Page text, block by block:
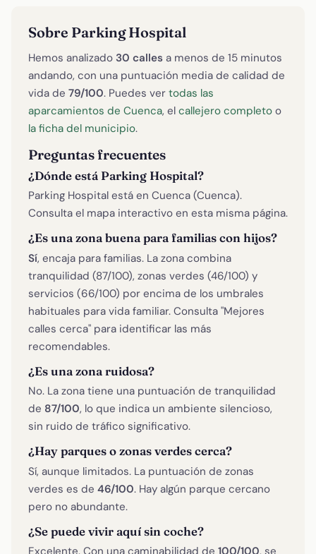
Sobre Parking Hospital
Hemos analizado 30 calles a menos de 15 minutos
andando, con una puntuación media de calidad de
vida de 79/100. Puedes ver todas las
aparcamientos de Cuenca, el callejero completo o
la ficha del municipio.
Preguntas frecuentes
¿Dónde está Parking Hospital?
Parking Hospital está en Cuenca (Cuenca).
Consulta el mapa interactivo en esta misma página.
¿Es una zona buena para familias con hijos?
Sí, encaja para familias. La zona combina
tranquilidad (87/100), zonas verdes (46/100) y
servicios (66/100) por encima de los umbrales
habituales para vida familiar. Consulta "Mejores
calles cerca" para identificar las más
recomendables.
¿Es una zona ruidosa?
No. La zona tiene una puntuación de tranquilidad
de 87/100, lo que indica un ambiente silencioso,
sin ruido de tráfico significativo.
¿Hay parques o zonas verdes cerca?
Sí, aunque limitados. La puntuación de zonas
verdes es de 46/100. Hay algún parque cercano
pero no abundante.
¿Se puede vivir aquí sin coche?
Excelente. Con una caminabilidad de 100/100, se